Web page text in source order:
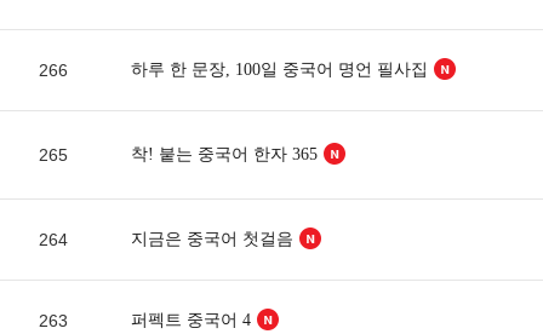
266 하루 한 문장, 100일 중국어 명언 필사집
265 착! 붙는 중국어 한자 365
264 지금은 중국어 첫걸음
263 퍼펙트 중국어 4